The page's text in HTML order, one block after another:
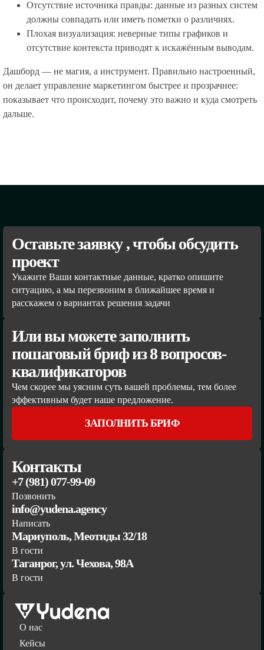
Отсутствие источника правды: данные из разных систем
должны совпадать или иметь пометки о различиях.
Плохая визуализация: неверные типы графиков и
отсутствие контекста приводят к искажённым выводам.
Дашборд — не магия, а инструмент. Правильно настроенный,
он делает управление маркетингом быстрее и прозрачнее:
показывает что происходит, почему это важно и куда смотреть
дальше.
Оставьте заявку , чтобы обсудить
проект
Укажите Ваши контактные данные, кратко опишите
ситуацию, а мы перезвоним в ближайшее время и
расскажем о вариантах решения задачи
Или вы можете заполнить
пошаговый бриф из 8 вопросов-
квалификаторов
Чем скорее мы уясним суть вашей проблемы, тем более
эффективным будет наше предложение.
ЗАПОЛНИТЬ БРИФ
Контакты
+7 (981) 077-99-09
Позвонить
info@yudena.agency
Написать
Мариуполь, Меотиды 32/18
В гости
Таганрог, ул. Чехова, 98А
В гости
О нас
Кейсы